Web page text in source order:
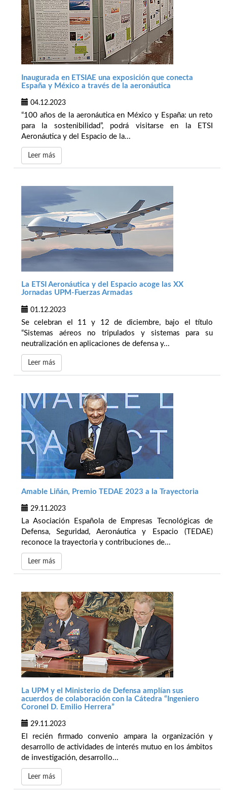
Inaugurada en ETSIAE una exposición que conecta
España y México a través de la aeronáutica
04.12.2023
“100 años de la aeronáutica en México y España: un reto
para la sostenibilidad”, podrá visitarse en la ETSI
Aeronáutica y del Espacio de la...
Leer más
La ETSI Aeronáutica y del Espacio acoge las XX
Jornadas UPM-Fuerzas Armadas
01.12.2023
Se celebran el 11 y 12 de diciembre, bajo el título
“Sistemas aéreos no tripulados y sistemas para su
neutralización en aplicaciones de defensa y...
Leer más
Amable Liñán, Premio TEDAE 2023 a la Trayectoria
29.11.2023
La Asociación Española de Empresas Tecnológicas de
Defensa, Seguridad, Aeronáutica y Espacio (TEDAE)
reconoce la trayectoria y contribuciones de...
Leer más
La UPM y el Ministerio de Defensa amplían sus
acuerdos de colaboración con la Cátedra “Ingeniero
Coronel D. Emilio Herrera”
29.11.2023
El recién firmado convenio ampara la organización y
desarrollo de actividades de interés mutuo en los ámbitos
de investigación, desarrollo...
Leer más